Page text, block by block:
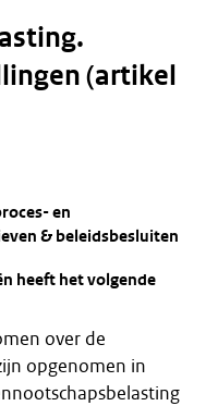
(artikel
en
& beleidsbesluiten
heeft het volgende
over de
opgenomen in